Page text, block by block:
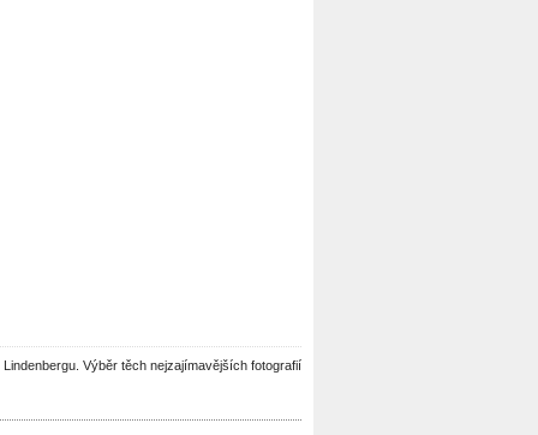
Výběr těch nejzajímavějších fotografií